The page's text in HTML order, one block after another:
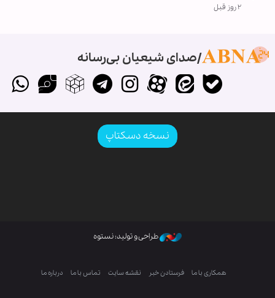
۲ روز قبل
صدای شیعیان بی‌رسانه
نسخه دسکتاپ
طراحی و تولید: نستوه
همکاری با ما فرستادن خبر نقشه سایت تماس با ما درباره ما